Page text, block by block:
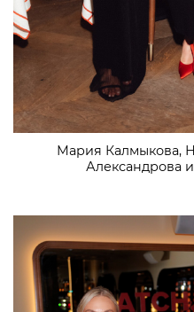
Мария Калмыкова,
Александрова